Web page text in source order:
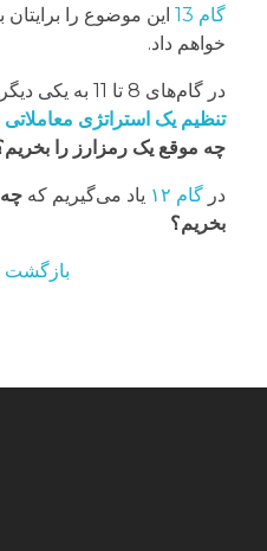
گام 13
این موضوع را
خواهم داد.
در گام‌های 8 تا 11 به یکی دیگر از
تنظیم یک استراتژی
چه موقع یک رمزارز را
در گام ۱۲ یاد می‌گیریم که چه
بخریم؟
بازگشت به